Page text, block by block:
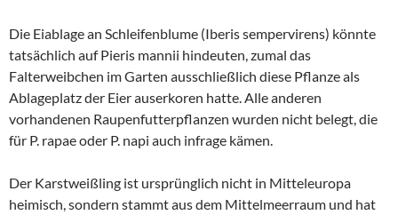
Die Eiablage an Schleifenblume (Iberis sempervirens) könnte
tatsächlich auf Pieris mannii hindeuten, zumal das
Falterweibchen im Garten ausschließlich diese Pflanze als
Ablageplatz der Eier auserkoren hatte. Alle anderen
vorhandenen Raupenfutterpflanzen wurden nicht belegt, die
für P. rapae oder P. napi auch infrage kämen.
Der Karstweißling ist ursprünglich nicht in Mitteleuropa
heimisch, sondern stammt aus dem Mittelmeerraum und hat